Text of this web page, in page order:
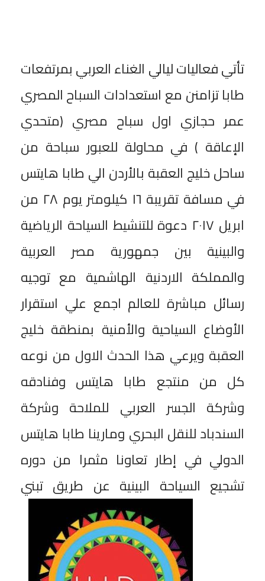
تأتي فعاليات ليالي الغناء العربي بمرتفعات
طابا تزامنن مع استعدادات السباح المصري
عمر حجازي اول سباح مصري (متحدي
الإعاقة ) في محاولة للعبور سباحة من
ساحل خليج العقبة بالأردن الي طابا هايتس
في مسافة تقريبة ١٦ كيلومتر يوم ٢٨ من
ابريل ٢٠١٧ دعوة للتنشيط السياحة الرياضية
والبينية بين جمهورية مصر العربية
والمملكة الاردنية الهاشمية مع توجيه
رسائل مباشرة للعالم اجمع علي استقرار
الأوضاع السياحية والأمنية بمنطقة خليج
العقبة ويرعي هذا الحدث الاول من نوعه
كل من منتجع طابا هايتس وفنادقه
وشركة الجسر العربي للملاحة وشركة
السندباد للنقل البحري ومارينا طابا هايتس
الدولي في إطار تعاونا مثمرا من دوره
تشجيع السياحة البينية عن طريق تبني